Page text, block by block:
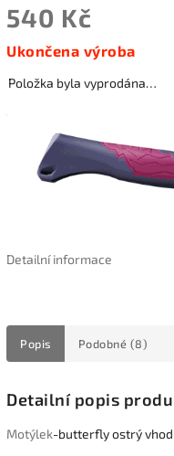
540 Kč
Ukončena výroba
Položka byla vyprodána…
Detailní informace
Popis Podobné (8)
Detailní popis
Motýlek-butterfly ostrý